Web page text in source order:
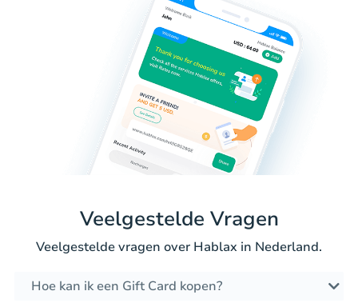
Veelgestelde Vragen
Veelgestelde vragen over Hablax in Nederland.
Hoe kan ik een Gift Card kopen?